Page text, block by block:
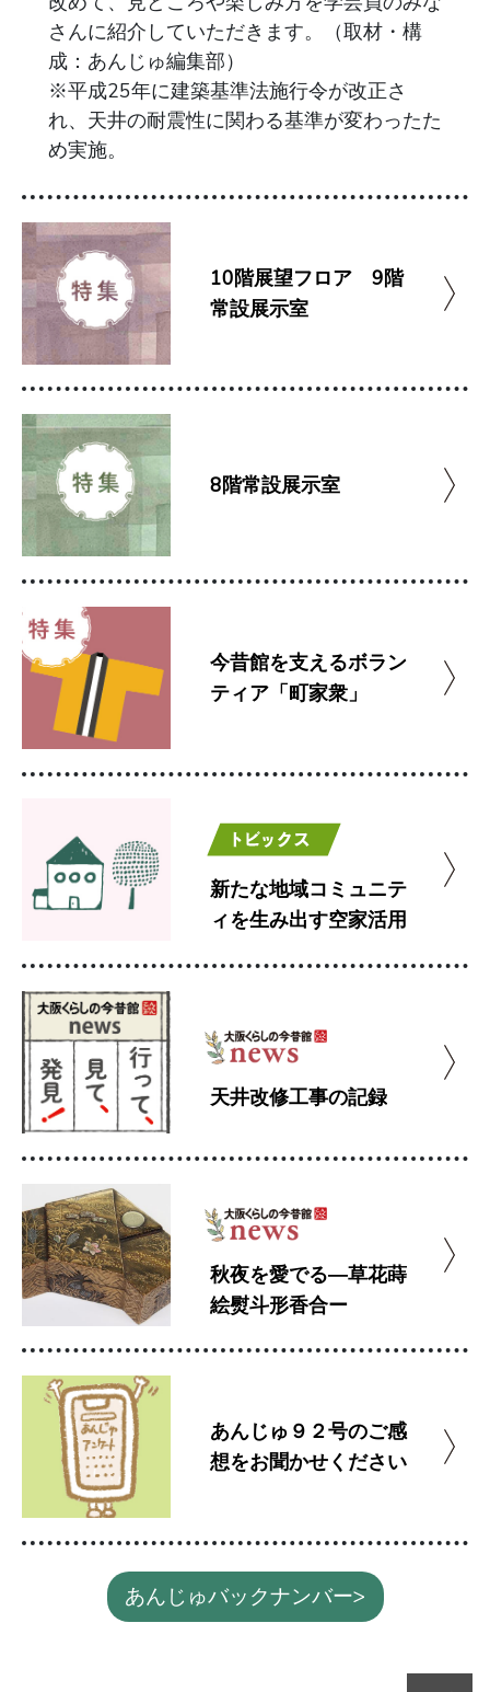
さんに紹介していただきます。（取材・構
成：あんじゅ編集部）
※平成25年に建築基準法施行令が改正さ
れ、天井の耐震性に関わる基準が変わったた
め実施。
10階展望フロア 9階
常設展示室
8階常設展示室
今昔館を支えるボラン
ティア「町家衆」
新たな地域コミュニテ
ィを生み出す空家活用
天井改修工事の記録
秋夜を愛でる―草花蒔
絵熨斗形香合ー
あんじゅ９２号のご感
想をお聞かせください
あんじゅバックナンバー>